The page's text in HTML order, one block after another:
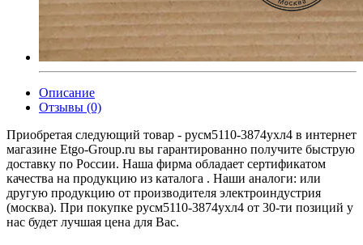
Описание
Отзывы (0)
Приобретая следующий товар - русм5110-3874ухл4 в интернет
магазине Etgo-Group.ru вы гарантированно получите быструю
доставку по России. Наша фирма обладает сертификатом
качества на продукцию из каталога . Наши аналоги: или
другую продукцию от производителя электроиндустрия
(москва). При покупке русм5110-3874ухл4 от 30-ти позиций у
нас будет лучшая цена для Вас.